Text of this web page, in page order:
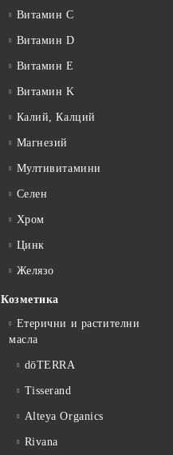
Витамин C
Витамин D
Витамин E
Витамин K
Калий, Калций
Магнезий
Мултивитамини
Селен
Хром
Цинк
Желязо
Козметика
Етерични и растителни
масла
dōTERRA
Tisserand
Alteya Organics
Rivana